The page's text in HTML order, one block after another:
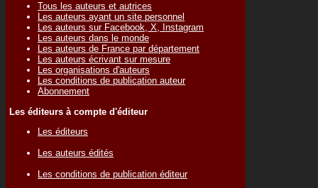
Tous les auteurs et autrices
Les auteurs ayant un site personnel
Les auteurs sur Facebook, X, Instagram
Les auteurs dans le monde
Les auteurs de France par département
Les auteurs écrivant sur mesure
Les organisations d'auteurs
Les conditions de publication auteur
Abonnement
Les éditeurs à compte d'éditeur
Les éditeurs
Les auteurs édités
Les conditions de publication éditeur